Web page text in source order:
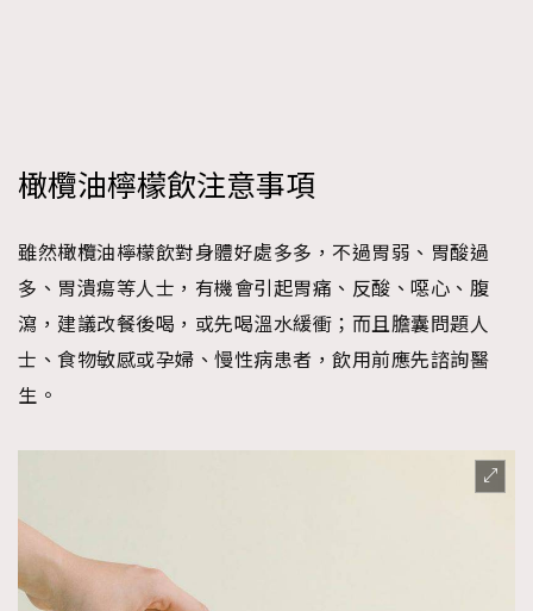
橄欖油檸檬飲注意事項
雖然橄欖油檸檬飲對身體好處多多，不過胃弱、胃酸過
多、胃潰瘍等人士，有機會引起胃痛、反酸、噁心、腹
瀉，建議改餐後喝，或先喝溫水緩衝；而且膽囊問題人
士、食物敏感或孕婦、慢性病患者，飲用前應先諮詢醫
生。